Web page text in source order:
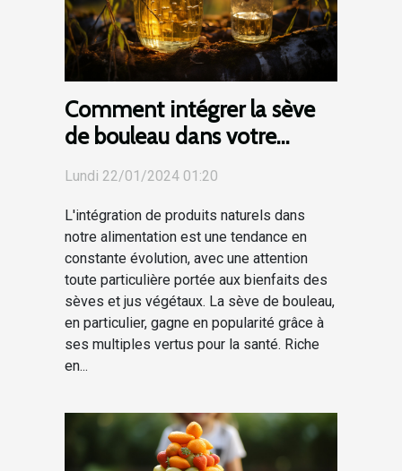
Comment intégrer la sève
de bouleau dans votre
routine alimentaire
quotidienne
Lundi 22/01/2024 01:20
L'intégration de produits naturels dans
notre alimentation est une tendance en
constante évolution, avec une attention
toute particulière portée aux bienfaits des
sèves et jus végétaux. La sève de bouleau,
en particulier, gagne en popularité grâce à
ses multiples vertus pour la santé. Riche
en...